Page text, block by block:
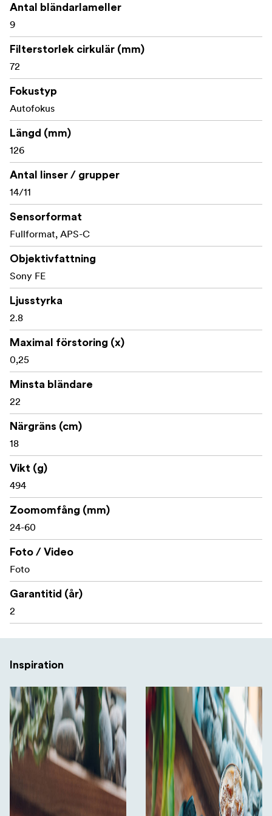
- Närfokus: 0,18 m (0,27×) vid vidvinkel; 0,32 m (0,25×) vid
tele
- Hållbar konstruktion med damm- och stänktålighet;
vatten-/oljeavvisande beläggning
- 72 mm filterstorlek
Vad ingår i förpackningen:
Främre och bakre lock
Motljusskydd
Antal bländarlameller
9
Filterstorlek cirkulär (mm)
72
Fokustyp
Autofokus
Längd (mm)
126
Antal linser / grupper
14/11
Sensorformat
Fullformat, APS-C
Objektivfattning
Sony FE
Ljusstyrka
2.8
Maximal förstoring (x)
0,25
Minsta bländare
22
Närgräns (cm)
18
Vikt (g)
494
Zoomomfång (mm)
24-60
Foto / Video
Foto
Garantitid (år)
2
Inspiration